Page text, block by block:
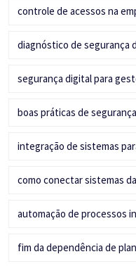
controle de acessos na
diagnóstico de segurança
segurança digital para
boas práticas de
integração de sistemas
como conectar sistemas
automação de processos
fim da dependência de